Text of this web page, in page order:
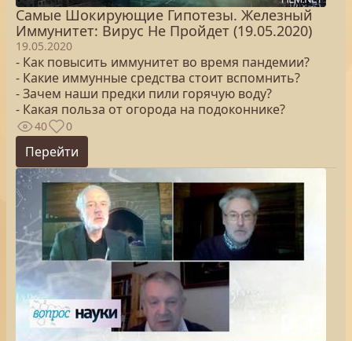
Самые Шокирующие Гипотезы. Железный
Иммунитет: Вирус Не Пройдет (19.05.2020)
19.05.2020
- Как повысить иммунитет во время пандемии?
- Какие иммунные средства стоит вспомнить?
- Зачем наши предки пили горячую воду?
- Какая польза от огорода на подоконнике?
40 0
Перейти